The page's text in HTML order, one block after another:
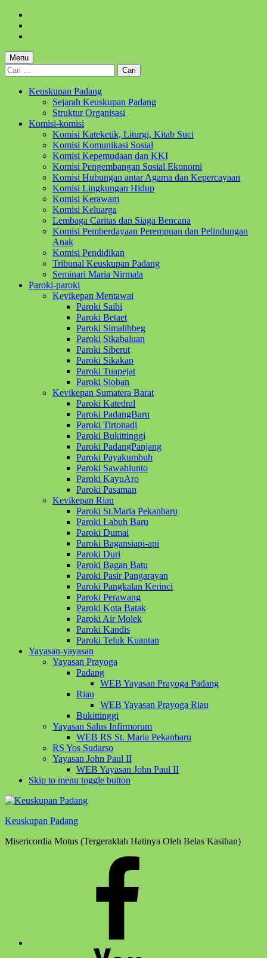
content
footer
Menu
Cari
untuk:
Keuskupan Padang
Sejarah Keuskupan Padang
Struktur Organisasi
Komisi-komisi
Komisi Kateketik, Liturgi, Kitab Suci
Komisi Komunikasi Sosial
Komisi Kepemudaan dan KKI
Komisi Pengembangan Sosial Ekonomi
Komisi Hubungan antar Agama dan Kepercayaan
Komisi Lingkungan Hidup
Komisi Kerawam
Komisi Keluarga
Lembaga Caritas dan Siaga Bencana
Komisi Pemberdayaan Perempuan dan Pelindungan
Anak
Komisi Pendidikan
Tribunal Keuskupan Padang
Seminari Maria Nirmala
Paroki-paroki
Kevikepan Mentawai
Paroki Saibi
Paroki Betaet
Paroki Simalibbeg
Paroki Sikabaluan
Paroki Siberut
Paroki Sikakap
Paroki Tuapejat
Paroki Sioban
Kevikepan Sumatera Barat
Paroki Katedral
Paroki PadangBaru
Paroki Tirtonadi
Paroki Bukittinggi
Paroki PadangPanjang
Paroki Payakumbuh
Paroki Sawahlunto
Paroki KayuAro
Paroki Pasaman
Kevikepan Riau
Paroki St.Maria Pekanbaru
Paroki Labuh Baru
Paroki Dumai
Paroki Bagansiapi-api
Paroki Duri
Paroki Bagan Batu
Paroki Pasir Pangarayan
Paroki Pangkalan Kerinci
Paroki Perawang
Paroki Kota Batak
Paroki Air Molek
Paroki Kandis
Paroki Teluk Kuantan
Yayasan-yayasan
Yayasan Prayoga
Padang
WEB Yayasan Prayoga Padang
Riau
WEB Yayasan Prayoga Riau
Bukittinggi
Yayasan Salus Infirmorum
WEB RS St. Maria Pekanbaru
RS Yos Sudarso
Yayasan John Paul II
WEB Yayasan John Paul II
Skip to menu toggle button
Keuskupan Padang
Misericordia Motus (Tergeraklah Hatinya Oleh Belas Kasihan)